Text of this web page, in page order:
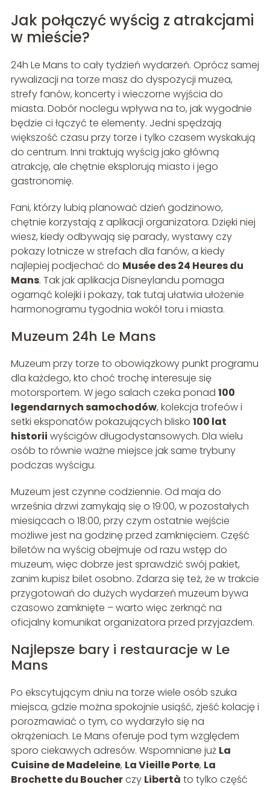
Jak połączyć wyścig z atrakcjami
w mieście?
24h Le Mans to cały tydzień wydarzeń. Oprócz samej
rywalizacji na torze masz do dyspozycji muzea,
strefy fanów, koncerty i wieczorne wyjścia do
miasta. Dobór noclegu wpływa na to, jak wygodnie
będzie ci łączyć te elementy. Jedni spędzają
większość czasu przy torze i tylko czasem wyskakują
do centrum. Inni traktują wyścig jako główną
atrakcję, ale chętnie eksplorują miasto i jego
gastronomię.
Fani, którzy lubią planować dzień godzinowo,
chętnie korzystają z aplikacji organizatora. Dzięki niej
wiesz, kiedy odbywają się parady, wystawy czy
pokazy lotnicze w strefach dla fanów, a kiedy
najlepiej podjechać do Musée des 24 Heures du
Mans. Tak jak aplikacja Disneylandu pomaga
ogarnąć kolejki i pokazy, tak tutaj ułatwia ułożenie
harmonogramu tygodnia wokół toru i miasta.
Muzeum 24h Le Mans
Muzeum przy torze to obowiązkowy punkt programu
dla każdego, kto choć trochę interesuje się
motorsportem. W jego salach czeka ponad 100
legendarnych samochodów, kolekcja trofeów i
setki eksponatów pokazujących blisko 100 lat
historii wyścigów długodystansowych. Dla wielu
osób to równie ważne miejsce jak same trybuny
podczas wyścigu.
Muzeum jest czynne codziennie. Od maja do
września drzwi zamykają się o 19:00, w pozostałych
miesiącach o 18:00, przy czym ostatnie wejście
możliwe jest na godzinę przed zamknięciem. Część
biletów na wyścig obejmuje od razu wstęp do
muzeum, więc dobrze jest sprawdzić swój pakiet,
zanim kupisz bilet osobno. Zdarza się też, że w trakcie
przygotowań do dużych wydarzeń muzeum bywa
czasowo zamknięte – warto więc zerknąć na
oficjalny komunikat organizatora przed przyjazdem.
Najlepsze bary i restauracje w Le
Mans
Po ekscytującym dniu na torze wiele osób szuka
miejsca, gdzie można spokojnie usiąść, zjeść kolację i
porozmawiać o tym, co wydarzyło się na
okrążeniach. Le Mans oferuje pod tym względem
sporo ciekawych adresów. Wspomniane już La
Cuisine de Madeleine, La Vieille Porte, La
Brochette du Boucherczy Libertà to tylko część